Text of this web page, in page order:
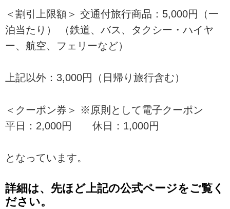
＜割引上限額＞ 交通付旅行商品：5,000円（一
泊当たり） （鉄道、バス、タクシー・ハイヤ
ー、航空、フェリーなど）
上記以外：3,000円（日帰り旅行含む）
＜クーポン券＞ ※原則として電子クーポン
平日：2,000円 休日：1,000円
となっています。
詳細は、先ほど上記の公式ページをご覧く
ださい。